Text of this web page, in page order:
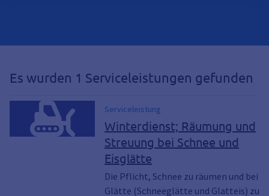
Es wurden 1 Serviceleistungen gefunden
Serviceleistung
Winterdienst; Räumung und
Streuung bei Schnee und
Eisglätte
Die Pflicht, Schnee zu räumen und bei
Glätte (Schneeglätte und Glatteis) zu